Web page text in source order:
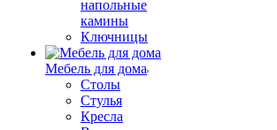
напольные
камины
Ключницы
Мебель для дома
Столы
Стулья
Кресла